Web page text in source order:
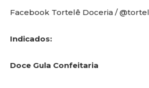
Facebook Tortelê Doceria /
Indicados:
Doce Gula Confeitaria